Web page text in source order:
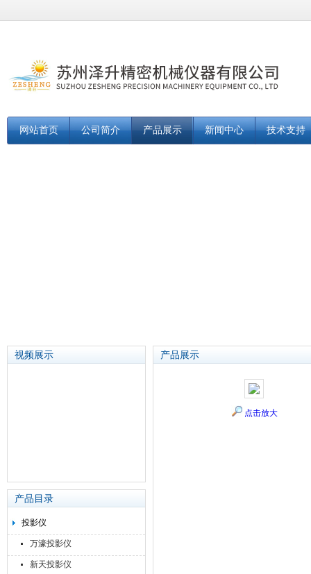
网站首页 公司简介 产品展示 新闻中心 技术支持
视频展示
产品目录
投影仪
万濠投影仪
新天投影仪
产品展示
点击放大